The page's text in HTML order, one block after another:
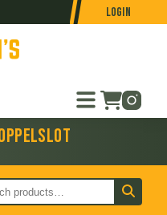
Login